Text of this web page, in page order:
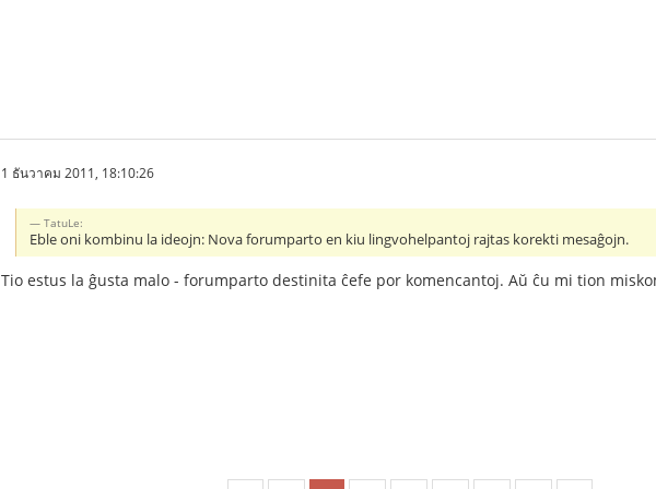
1 ธันวาคม 2011, 18:10:26
TatuLe:
Eble oni kombinu la ideojn: Nova forumparto en kiu lingvohelpantoj rajtas korekti mesaĝojn.
Tio estus la ĝusta malo - forumparto destinita ĉefe por komencantoj. Aŭ ĉu mi tion